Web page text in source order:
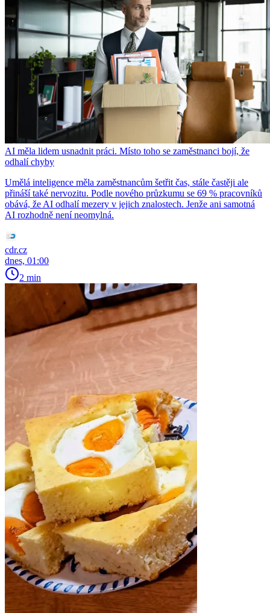
AI měla lidem usnadnit práci. Místo toho se zaměstnanci bojí, že
odhalí chyby
Umělá inteligence měla zaměstnancům šetřit čas, stále častěji ale
přináší také nervozitu. Podle nového průzkumu se 69 % pracovníků
obává, že AI odhalí mezery v jejich znalostech. Jenže ani samotná
AI rozhodně není neomylná.
cdr.cz
dnes, 01:00
2 min